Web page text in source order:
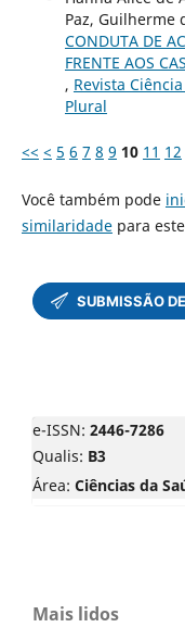
Paz, Guilherme
CONDUTA DE
FRENTE AOS
, Revista
Plural
<< < 5 6 7 8 9 10 11 12
Você também pode
similaridadepara
e-ISSN: 2446-7286
Qualis: B3
Área: Ciências da
Mais lidos